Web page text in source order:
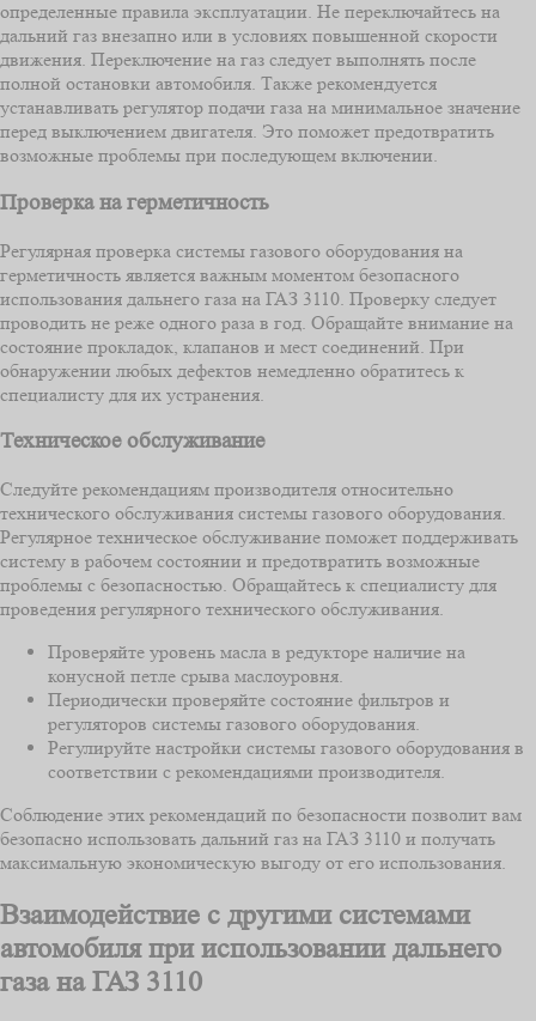
определенные правила эксплуатации. Не переключайтесь на
дальний газ внезапно или в условиях повышенной скорости
движения. Переключение на газ следует выполнять после
полной остановки автомобиля. Также рекомендуется
устанавливать регулятор подачи газа на минимальное значение
перед выключением двигателя. Это поможет предотвратить
возможные проблемы при последующем включении.
Проверка на герметичность
Регулярная проверка системы газового оборудования на
герметичность является важным моментом безопасного
использования дальнего газа на ГАЗ 3110. Проверку следует
проводить не реже одного раза в год. Обращайте внимание на
состояние прокладок, клапанов и мест соединений. При
обнаружении любых дефектов немедленно обратитесь к
специалисту для их устранения.
Техническое обслуживание
Следуйте рекомендациям производителя относительно
технического обслуживания системы газового оборудования.
Регулярное техническое обслуживание поможет поддерживать
систему в рабочем состоянии и предотвратить возможные
проблемы с безопасностью. Обращайтесь к специалисту для
проведения регулярного технического обслуживания.
Проверяйте уровень масла в редукторе наличие на
конусной петле срыва маслоуровня.
Периодически проверяйте состояние фильтров и
регуляторов системы газового оборудования.
Регулируйте настройки системы газового оборудования в
соответствии с рекомендациями производителя.
Соблюдение этих рекомендаций по безопасности позволит вам
безопасно использовать дальний газ на ГАЗ 3110 и получать
максимальную экономическую выгоду от его использования.
Взаимодействие с другими системами
автомобиля при использовании дальнего
газа на ГАЗ 3110